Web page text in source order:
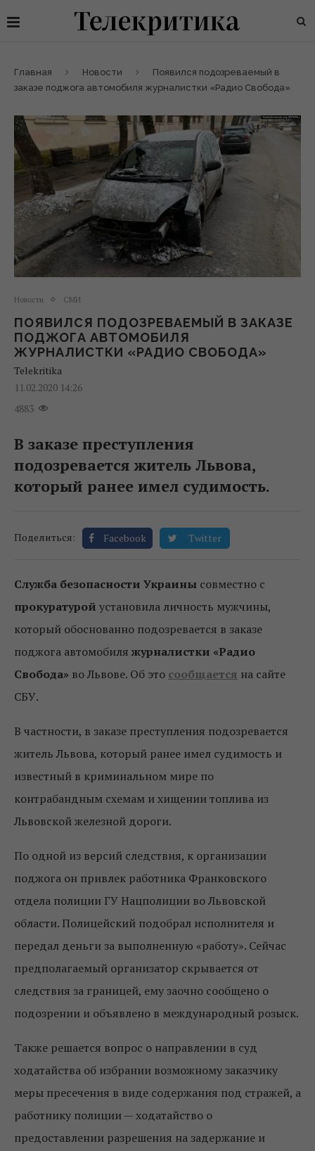
Главная Новости
Появился подозреваемый в
заказе поджога автомобиля журналистки «Радио Свобода»
Новости СМИ
ПОЯВИЛСЯ ПОДОЗРЕВАЕМЫЙ В ЗАКАЗЕ
ПОДЖОГА АВТОМОБИЛЯ
ЖУРНАЛИСТКИ «РАДИО СВОБОДА»
Telekritika
11.02.2020 14:26
4883
В заказе преступления
подозревается житель Львова,
который ранее имел судимость.
Поделиться: Facebook Twitter
Служба безопасности Украины совместно с
прокуратурой установила личность мужчины,
который обоснованно подозревается в заказе
поджога автомобиляжурналистки «Радио
Свобода» во Львове. Об это сообщается на сайте
СБУ.
В частности, в заказе преступления подозревается
житель Львова, который ранее имел судимость и
известный в криминальном мире по
контрабандным схемам и хищении топлива из
Львовской железной дороги.
По одной из версий следствия, к организации
поджога он привлек работника Франковского
отдела полиции ГУ Нацполиции во Львовской
области. Полицейский подобрал исполнителя и
передал деньги за выполненную «работу». Сейчас
предполагаемый организатор скрывается от
следствия за границей, ему заочно сообщено о
подозрении и объявлено в международный розыск.
Также решается вопрос о направлении в суд
ходатайства об избрании возможному заказчику
меры пресечения в виде содержания под стражей, а
работнику полиции — ходатайство о
предоставлении разрешения на задержание и